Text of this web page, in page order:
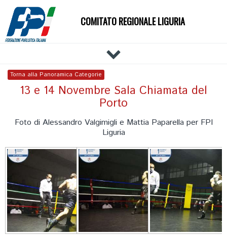
COMITATO REGIONALE LIGURIA
IL COMITATO
DOCUMENTI
NEWS
PALESTRE
TECNICI
EVENTI
AFFILIAZIONE E TESSERAMENTO
CARTE FEDERALI
FORMAZIONE
Torna alla Panoramica Categorie
13 e 14 Novembre Sala Chiamata del
Porto
Foto di Alessandro Valgimigli e Mattia Paparella per FPI
Liguria